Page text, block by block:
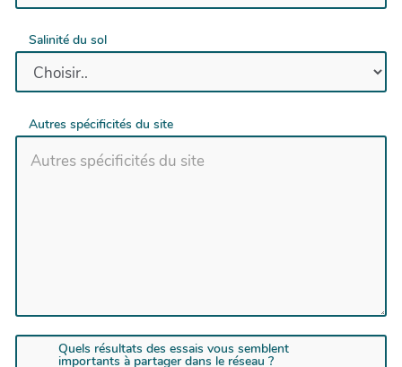
Salinité du sol
Autres spécificités du site
Quels résultats des essais vous semblent
importants à partager dans le réseau ?